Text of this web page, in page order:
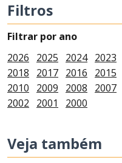
Filtros
Filtrar por ano
2026
2025 2024 2023
2018
2017 2016 2015
2010
2009 2008 2007
2002
2001 2000
Veja também